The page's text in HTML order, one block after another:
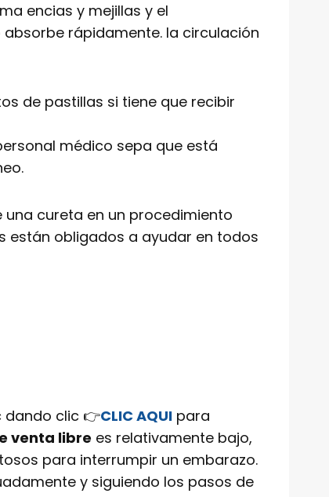
encias y mejillas y el
rápidamente. la circulación
de pastillas si tiene que recibir
médico sepa que está
una cureta en un procedimiento
están obligados a ayudar en todos
dando clic 👉CLIC AQUI para
venta libre es relativamente bajo,
para interrumpir un embarazo.
y siguiendo los pasos de